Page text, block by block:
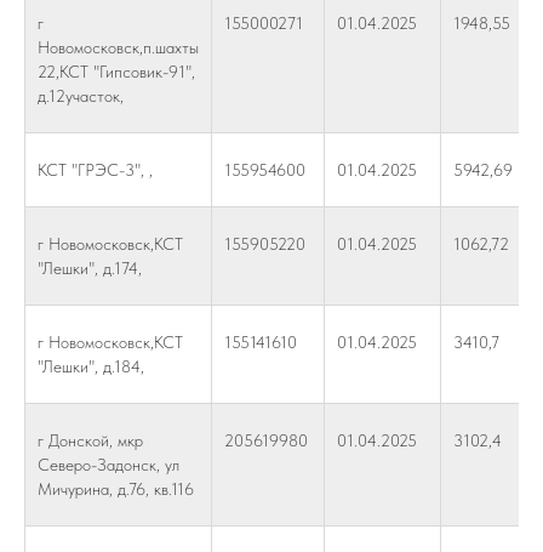
г
Новомосковск,п.шахты
22,КСТ "Гипсовик-91",
д.12участок,
155000271 01.04.2025 1948,55
КСТ "ГРЭС-3", , 155954600 01.04.2025 5942,69
г Новомосковск,КСТ
"Лешки", д.174,
155905220 01.04.2025 1062,72
г Новомосковск,КСТ
"Лешки", д.184,
155141610 01.04.2025 3410,7
г Донской, мкр
Северо-Задонск, ул
Мичурина, д.76, кв.116
205619980 01.04.2025 3102,4